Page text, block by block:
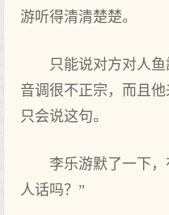
游听得清清楚楚。
只能说对方‌对人鱼
音调很不正宗，而且
只会说这句。
李乐游默了一下
人话吗？”